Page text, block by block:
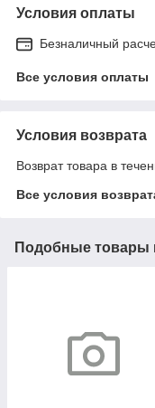
Условия оплаты
Безналичный
Все условия оплаты
Условия возврата
Возврат товара в
Все условия
Подобные товары